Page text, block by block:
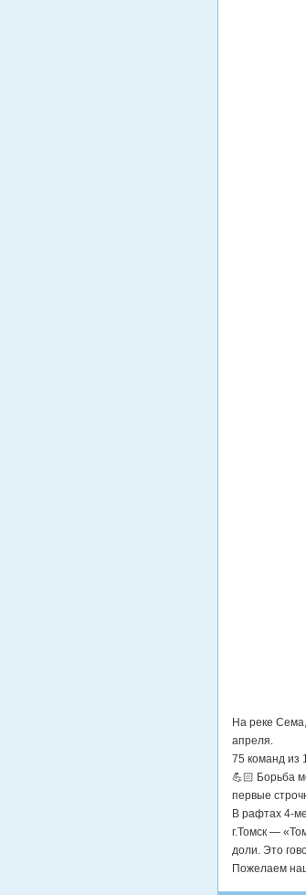
На реке
апреля.
75 команд из
💪🏻 Борьба
первые
В рафтах 4-
г.Томск —
доли. Это
Пожелаем